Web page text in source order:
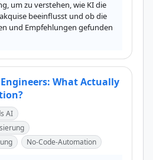
um zu verstehen, wie KI die
beeinflusst und ob die
und Empfehlungen gefunden
What Actually
AI
No-Code-Automation